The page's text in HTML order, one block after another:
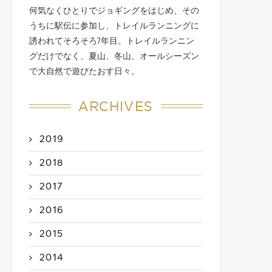
何気なくひとりでジョギングをはじめ、その
うちに駅伝に参加し、トレイルランニングに
誘われてそろそろ7年目。トレイルランニン
グだけでなく、夏山、冬山、オールシーズン
で大自然で遊びたおす日々。
ARCHIVES
2019
2018
2017
2016
2015
2014